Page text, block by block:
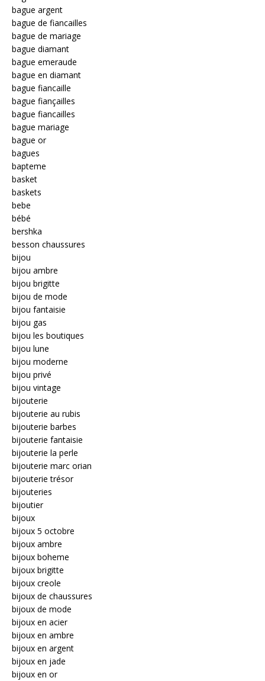
bague argent
bague de fiancailles
bague de mariage
bague diamant
bague emeraude
bague en diamant
bague fiancaille
bague fiançailles
bague fiancailles
bague mariage
bague or
bagues
bapteme
basket
baskets
bebe
bébé
bershka
besson chaussures
bijou
bijou ambre
bijou brigitte
bijou de mode
bijou fantaisie
bijou gas
bijou les boutiques
bijou lune
bijou moderne
bijou privé
bijou vintage
bijouterie
bijouterie au rubis
bijouterie barbes
bijouterie fantaisie
bijouterie la perle
bijouterie marc orian
bijouterie trésor
bijouteries
bijoutier
bijoux
bijoux 5 octobre
bijoux ambre
bijoux boheme
bijoux brigitte
bijoux creole
bijoux de chaussures
bijoux de mode
bijoux en acier
bijoux en ambre
bijoux en argent
bijoux en jade
bijoux en or